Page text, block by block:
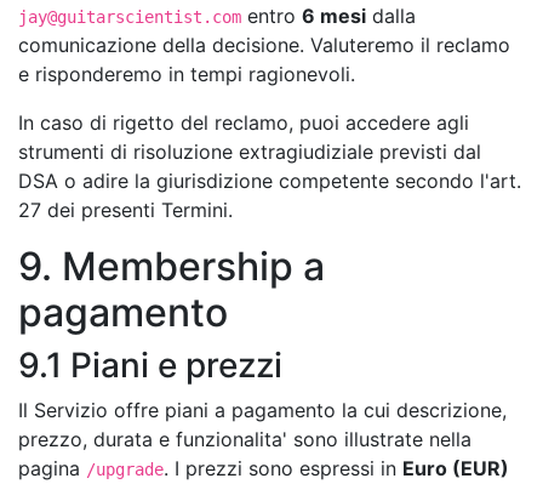
jay@guitarscientist.com entro 6 mesi dalla
comunicazione della decisione. Valuteremo il reclamo
e risponderemo in tempi ragionevoli.
In caso di rigetto del reclamo, puoi accedere agli
strumenti di risoluzione extragiudiziale previsti dal
DSA o adire la giurisdizione competente secondo l'art.
27 dei presenti Termini.
9. Membership a
pagamento
9.1 Piani e prezzi
Il Servizio offre piani a pagamento la cui descrizione,
prezzo, durata e funzionalita' sono illustrate nella
pagina /upgrade. I prezzi sono espressi in Euro (EUR)